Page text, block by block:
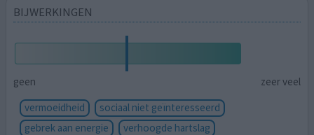
BIJWERKINGEN
geen
zeer veel
vermoeidheid
sociaal niet geïnteresseerd
gebrek aan energie
verhoogde hartslag